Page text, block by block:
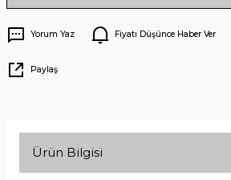
Yorum Yaz Fiyatı Düşünce Haber Ver
Paylaş
Ürün Bilgisi